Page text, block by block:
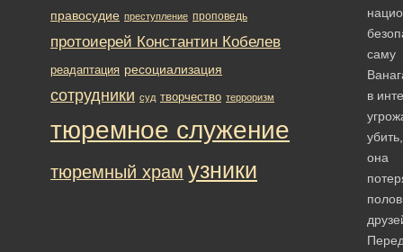
саму
в
убить,
она
правосудие преступление проповедь
протоиерей Константин Кобелев
реадаптация ресоциализация
сотрудники суд творчество терроризм
тюремное служение
тюремный храм узники